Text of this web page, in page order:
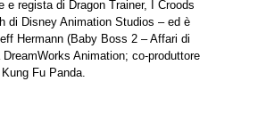
e regista di Dragon Trainer, I Croods
di Disney Animation Studios – ed è
Hermann (Baby Boss 2 – Affari di
Animation; co-produttore
Fu Panda.